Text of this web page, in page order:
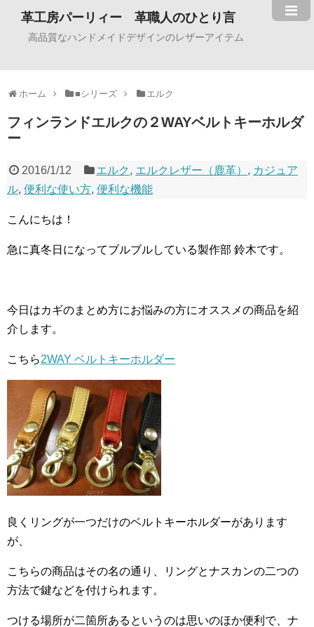
革工房パーリィー 革職人のひとり言
高品質なハンドメイドデザインのレザーアイテム
ホーム ■シリーズ エルク
フィンランドエルクの２WAYベルトキーホルダ
ー
2016/1/12 エルク , エルクレザー（鹿革） , カジュア
ル, 便利な使い方, 便利な機能
こんにちは！
急に真冬日になってブルブルしている製作部 鈴木です。
今日はカギのまとめ方にお悩みの方にオススメの商品を紹
介します。
こちら2WAY ベルトキーホルダー
良くリングが一つだけのベルトキーホルダーがあります
が、
こちらの商品はその名の通り、リングとナスカンの二つの
方法で鍵などを付けられます。
つける場所が二箇所あるというのは思いのほか便利で、ナ